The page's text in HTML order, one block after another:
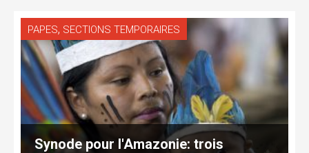
PAPES, SECTIONS TEMPORAIRES
Synode pour l'Amazonie: trois